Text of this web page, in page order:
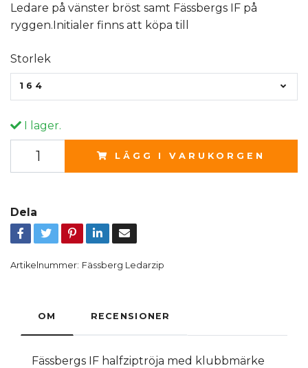
Ledare på vänster bröst samt Fässbergs IF på
ryggen.Initialer finns att köpa till
Storlek
164
I lager.
LÄGG I VARUKORGEN
Dela
Artikelnummer: Fässberg Ledarzip
OM RECENSIONER
Fässbergs IF halfziptröja med klubbmärke